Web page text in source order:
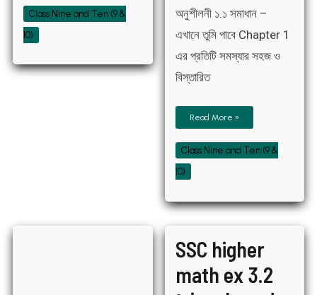
Class Nine and Ten (9 &
10)
অনুশীলনী ১.১ সমাধান –
এখানে তুমি পাবে Chapter 1
এর প্রতিটি সমস্যার সহজ ও
বিস্তারিত
Read More »
Class Nine and Ten (9 &
10)
SSC higher
math ex 3.2
higher
math
3.2
triangle
and